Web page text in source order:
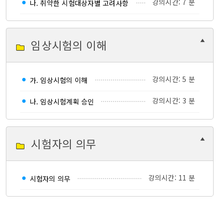
나. 취약한 시험대상자별 고려사항
임상시험의 이해
가. 임상시험의 이해 강의시간: 5 분
나. 임상시험계획 승인 강의시간: 3 분
시험자의 의무
시험자의 의무 강의시간: 11 분